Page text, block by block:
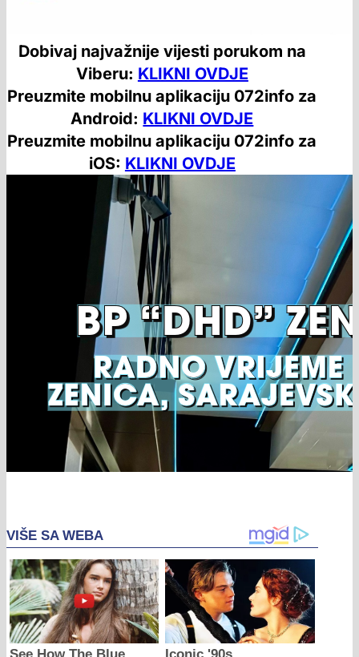
Dobivaj najvažnije vijesti porukom na
Viberu: KLIKNI OVDJE
Preuzmite mobilnu aplikaciju 072info za
Android: KLIKNI OVDJE
Preuzmite mobilnu aplikaciju 072info za
iOS: KLIKNI OVDJE